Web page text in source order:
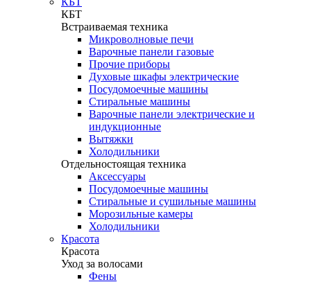
КБТ
Встраиваемая техника
Микроволновые печи
Варочные панели газовые
Прочие приборы
Духовые шкафы электрические
Посудомоечные машины
Стиральные машины
Варочные панели электрические и
индукционные
Вытяжки
Холодильники
Отдельностоящая техника
Аксессуары
Посудомоечные машины
Стиральные и сушильные машины
Морозильные камеры
Холодильники
Красота
Красота
Уход за волосами
Фены